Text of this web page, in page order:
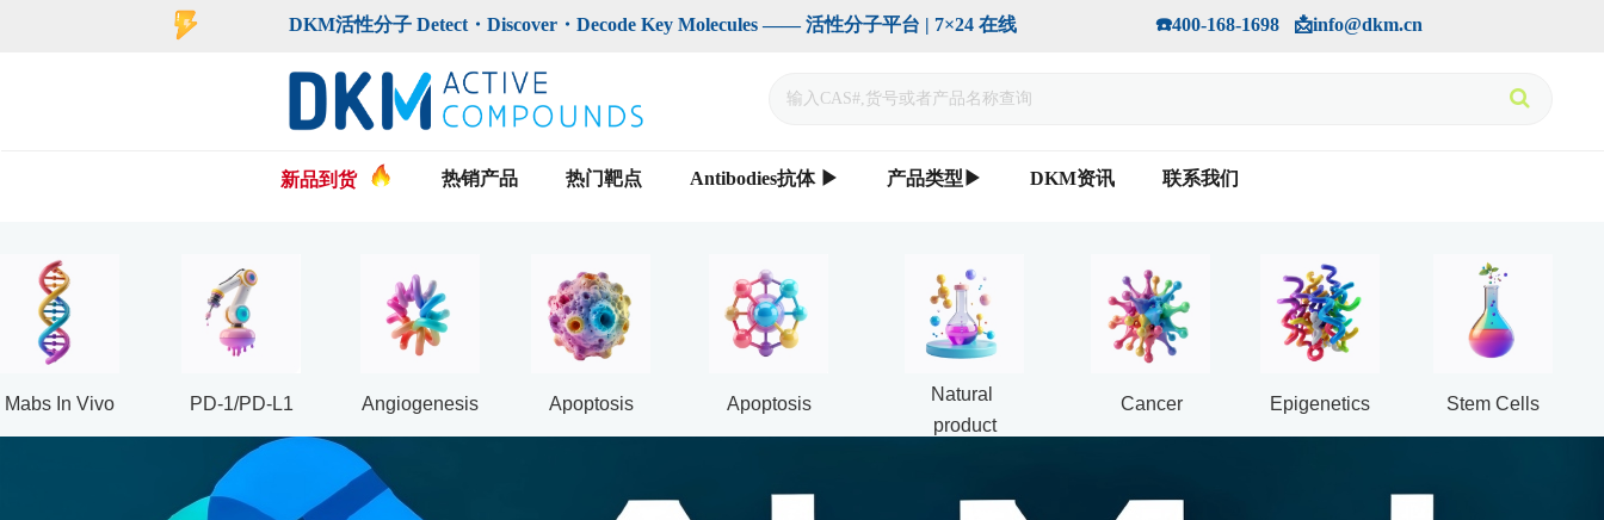
手机版
DKM活性分子 Detect・Discover・Decode Key Molecules —— 活性分子平台 | 7×24 在线                             ☎️400-168-1698   📩info@dkm.cn
新品到货 热销产品 热门靶点 Antibodies抗体 ▶ 产品类型▶ DKM资讯 联系我们
Mabs In Vivo PD-1/PD-L1 Angiogenesis Apoptosis Apoptosis
Natural
product
Cancer Epigenetics Stem Cells